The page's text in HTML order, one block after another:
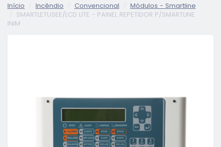
Início Incêndio Convencional
Módulos - Smartline
SMARTLETUSEE/LCD LITE - PAINEL REPETIDOR P/SMARTLINE
INIM